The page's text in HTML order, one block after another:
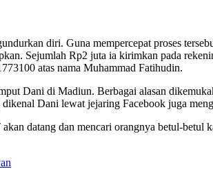
diri. Guna mempercepat proses
Sejumlah Rp2 juta ia kirimkan pada
atas nama Muhammad Fatihudin.
Dani di Madiun. Berbagai alasan
Dani lewat jejaring Facebook juga
datang dan mencari orangnya betul-betul